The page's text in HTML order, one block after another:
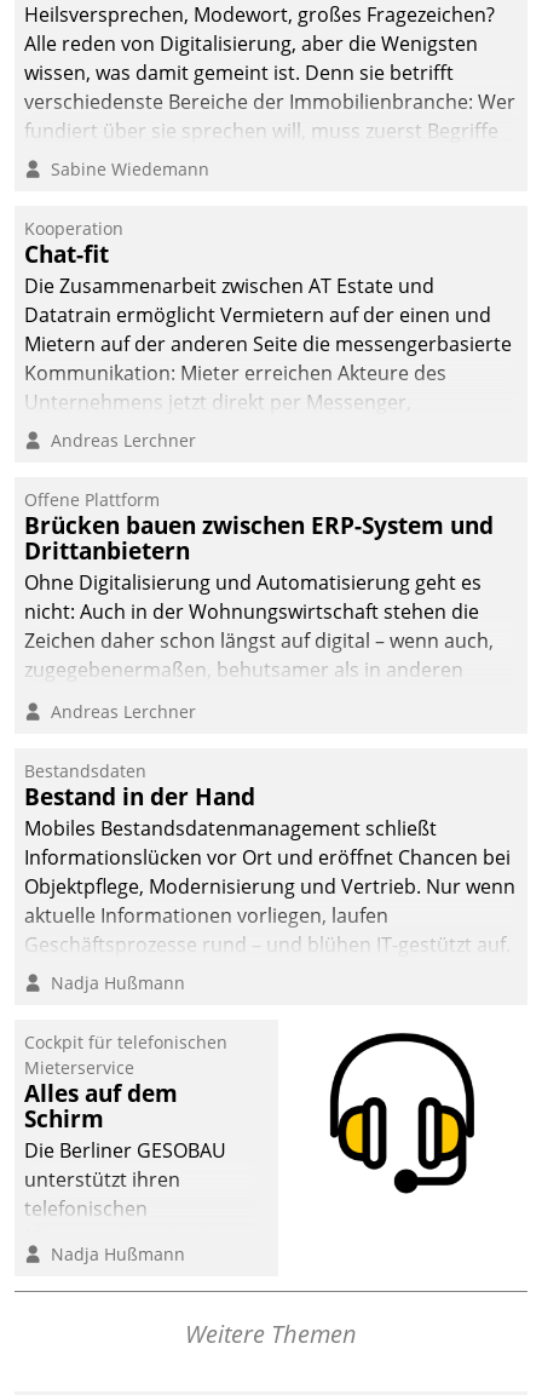
Heilsversprechen, Modewort, großes Fragezeichen?
Alle reden von Digitalisierung, aber die Wenigsten
wissen, was damit gemeint ist. Denn sie betrifft
verschiedenste Bereiche der Immobilienbranche: Wer
fundiert über sie sprechen will, muss zuerst Begriffe
klären. Ein Aspekt ist die betriebliche Optimierung:
Einsparungen durch optimierte und automatisierte
Prozesse. Doch man darf nicht zu viel erwarten: Allein
mit der Einführung einer neuen Software ist es nicht
getan. Die Digitalisierung erfordert von Unternehmen
die Bereitschaft, sich zu überprüfen, zu hinterfragen
und zu verändern.
Sabine Wiedemann
Kooperation
Chat-fit
Die Zusammenarbeit zwischen AT Estate und
Datatrain ermöglicht Vermietern auf der einen und
Mietern auf der anderen Seite die messengerbasierte
Kommunikation: Mieter erreichen Akteure des
Unternehmens jetzt direkt per Messenger,
Mitarbeiter oder Dienstleister empfangen oder
Andreas Lerchner
Offene Plattform
Brücken bauen zwischen ERP-System und
Drittanbietern
Ohne Digitalisierung und Automatisierung geht es
nicht: Auch in der Wohnungswirtschaft stehen die
Zeichen daher schon längst auf digital – wenn auch,
zugegebenermaßen, behutsamer als in anderen
Branchen.
Andreas Lerchner
Bestandsdaten
Bestand in der Hand
Mobiles Bestandsdatenmanagement schließt
Informationslücken vor Ort und eröffnet Chancen bei
Objektpflege, Modernisierung und Vertrieb. Nur wenn
aktuelle Informationen vorliegen, laufen
Geschäftsprozesse rund – und blühen IT-gestützt auf.
Nadja Hußmann
Cockpit für telefonischen
Mieterservice
Alles auf dem
Schirm
Die Berliner GESOBAU
unterstützt ihren
telefonischen
digitalen Cockpit, das
situationsbezogen
passende Fragen und
Nadja Hußmann
Weitere Themen